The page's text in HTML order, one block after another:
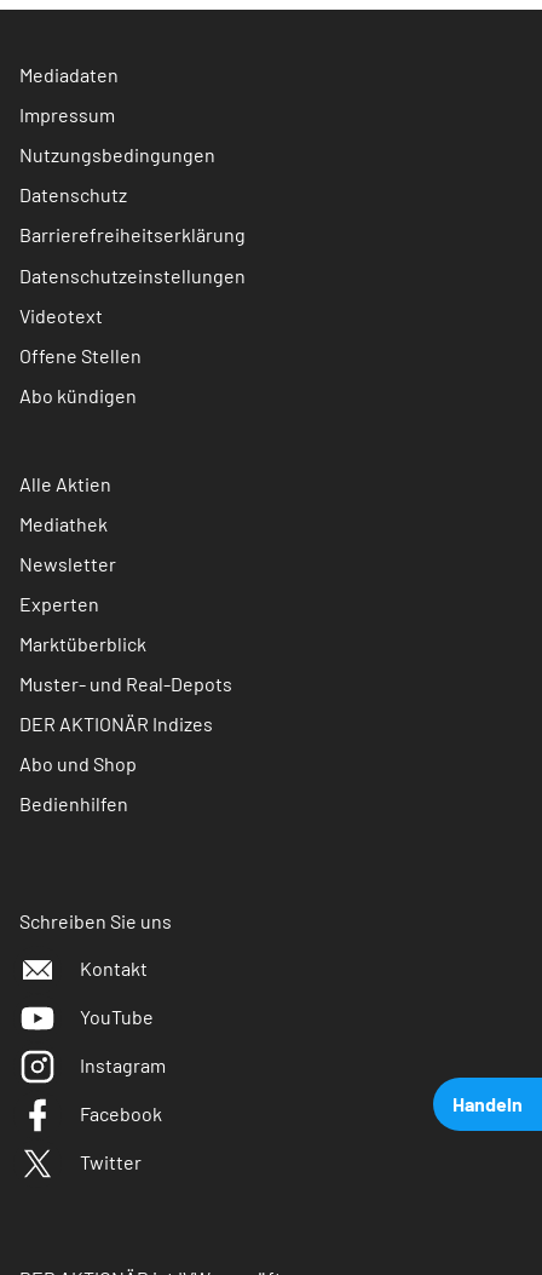
Handeln
Mediadaten
Impressum
Nutzungsbedingungen
Datenschutz
Barrierefreiheitserklärung
Datenschutzeinstellungen
Videotext
Offene Stellen
Abo kündigen
Alle Aktien
Mediathek
Newsletter
Experten
Marktüberblick
Muster- und Real-Depots
DER AKTIONÄR Indizes
Abo und Shop
Bedienhilfen
Schreiben Sie uns
Kontakt
YouTube
Instagram
Facebook
Twitter